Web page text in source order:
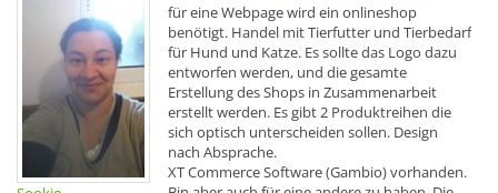
für eine Webpage wird ein onlineshop
benötigt. Handel mit Tierfutter und Tierbedarf
für Hund und Katze. Es sollte das Logo dazu
entworfen werden, und die gesamte
Erstellung des Shops in Zusammenarbeit
erstellt werden. Es gibt 2 Produktreihen die
sich optisch unterscheiden sollen. Design
nach Absprache.
XT Commerce Software (Gambio) vorhanden.